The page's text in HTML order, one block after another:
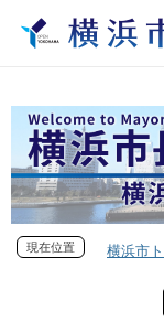
現在位置
横浜市
フォトダイアリー